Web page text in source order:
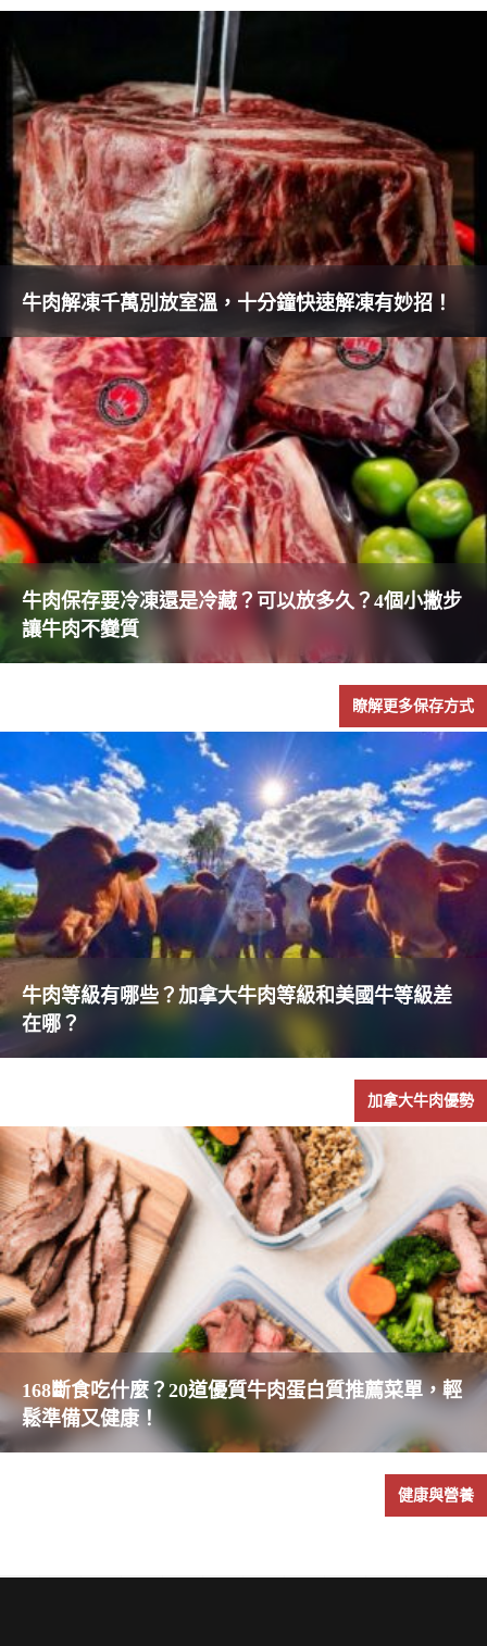
牛肉解凍千萬別放室溫，十分鐘快速解凍有妙招！
牛肉保存要冷凍還是冷藏？可以放多久？4個小撇步
讓牛肉不變質
瞭解更多保存方式
牛肉等級有哪些？加拿大牛肉等級和美國牛等級差
在哪？
加拿大牛肉優勢
168斷食吃什麼？20道優質牛肉蛋白質推薦菜單，輕
鬆準備又健康！
健康與營養